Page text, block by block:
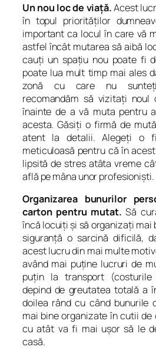
Un nou loc de viaţă.Acest
în topul priorităţilor
important ca locul în care vă
astfel încât mutarea să aibă
cauţi un spaţiu nou poate fi
poate lua mult timp mai ales
zonă cu care nu
recomandăm să vizitaţi noul
înainte de a vă muta pentru
acesta. Găsiţi o firmă de
atent la detalii. Alegeţi o
meticuloasă pentru că în
lipsită de stres atâta vreme
află pe mâna unor profesionişti.
Organizarea bunurilor
carton pentru mutat.Să
încă locuiţi şi să organizaţi mai
siguranţă o sarcină dificilă,
acest lucru din mai multe
având mai puţine lucruri de
puţin la transport
depind de greutatea totală a
doilea rând cu când bunurile
mai bine organizate în cutii
cu atât va fi mai uşor să le
casă.